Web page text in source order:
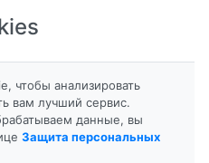
|8 (4712) 58-80-80
чтобы анализировать
вам лучший сервис.
данные, вы
Защита персональных
24 Часа